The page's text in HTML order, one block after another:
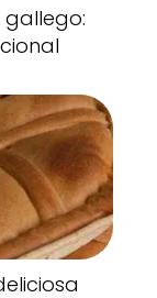
gallego: